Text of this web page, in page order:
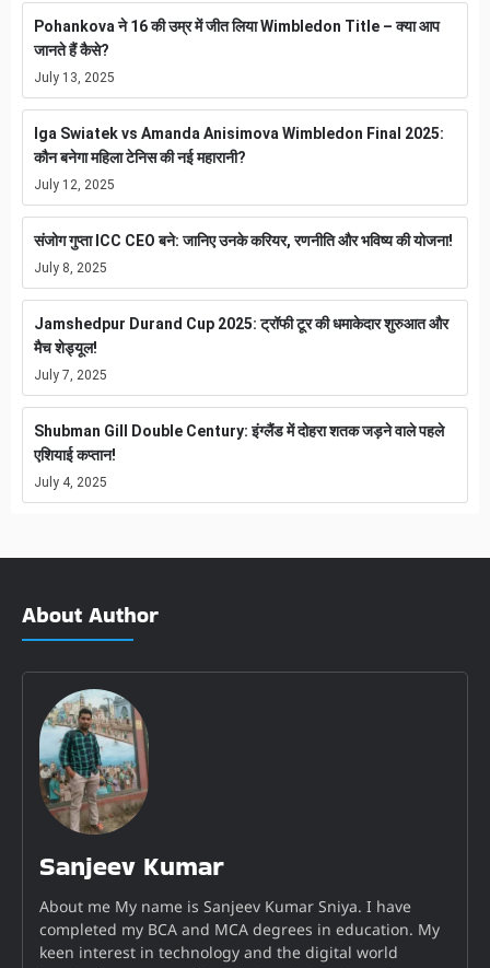
Pohankova ने 16 की उम्र में जीत लिया Wimbledon Title – क्या आप
जानते हैं कैसे?
July 13, 2025
Iga Swiatek vs Amanda Anisimova Wimbledon Final 2025:
कौन बनेगा महिला टेनिस की नई महारानी?
July 12, 2025
संजोग गुप्ता ICC CEO बने: जानिए उनके करियर, रणनीति और भविष्य की योजना!
July 8, 2025
Jamshedpur Durand Cup 2025: ट्रॉफी टूर की धमाकेदार शुरुआत और
मैच शेड्यूल!
July 7, 2025
Shubman Gill Double Century: इंग्लैंड में दोहरा शतक जड़ने वाले पहले
एशियाई कप्तान!
July 4, 2025
About Author
Sanjeev Kumar
About me My name is Sanjeev Kumar Sniya. I have
completed my BCA and MCA degrees in education. My
keen interest in technology and the digital world